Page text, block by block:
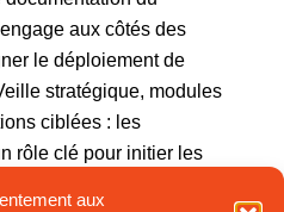
aux
aux côtés des
le déploiement de
stratégique, modules
ciblées : les
rôle clé pour initier les